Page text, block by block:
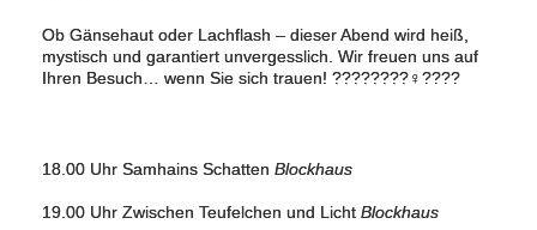
Ob Gänsehaut oder Lachflash – dieser Abend wird heiß,
mystisch und garantiert unvergesslich. Wir freuen uns auf
Ihren Besuch… wenn Sie sich trauen! ????️????‍♀️????
18.00 Uhr Samhains Schatten Blockhaus
19.00 Uhr Zwischen Teufelchen und Licht Blockhaus